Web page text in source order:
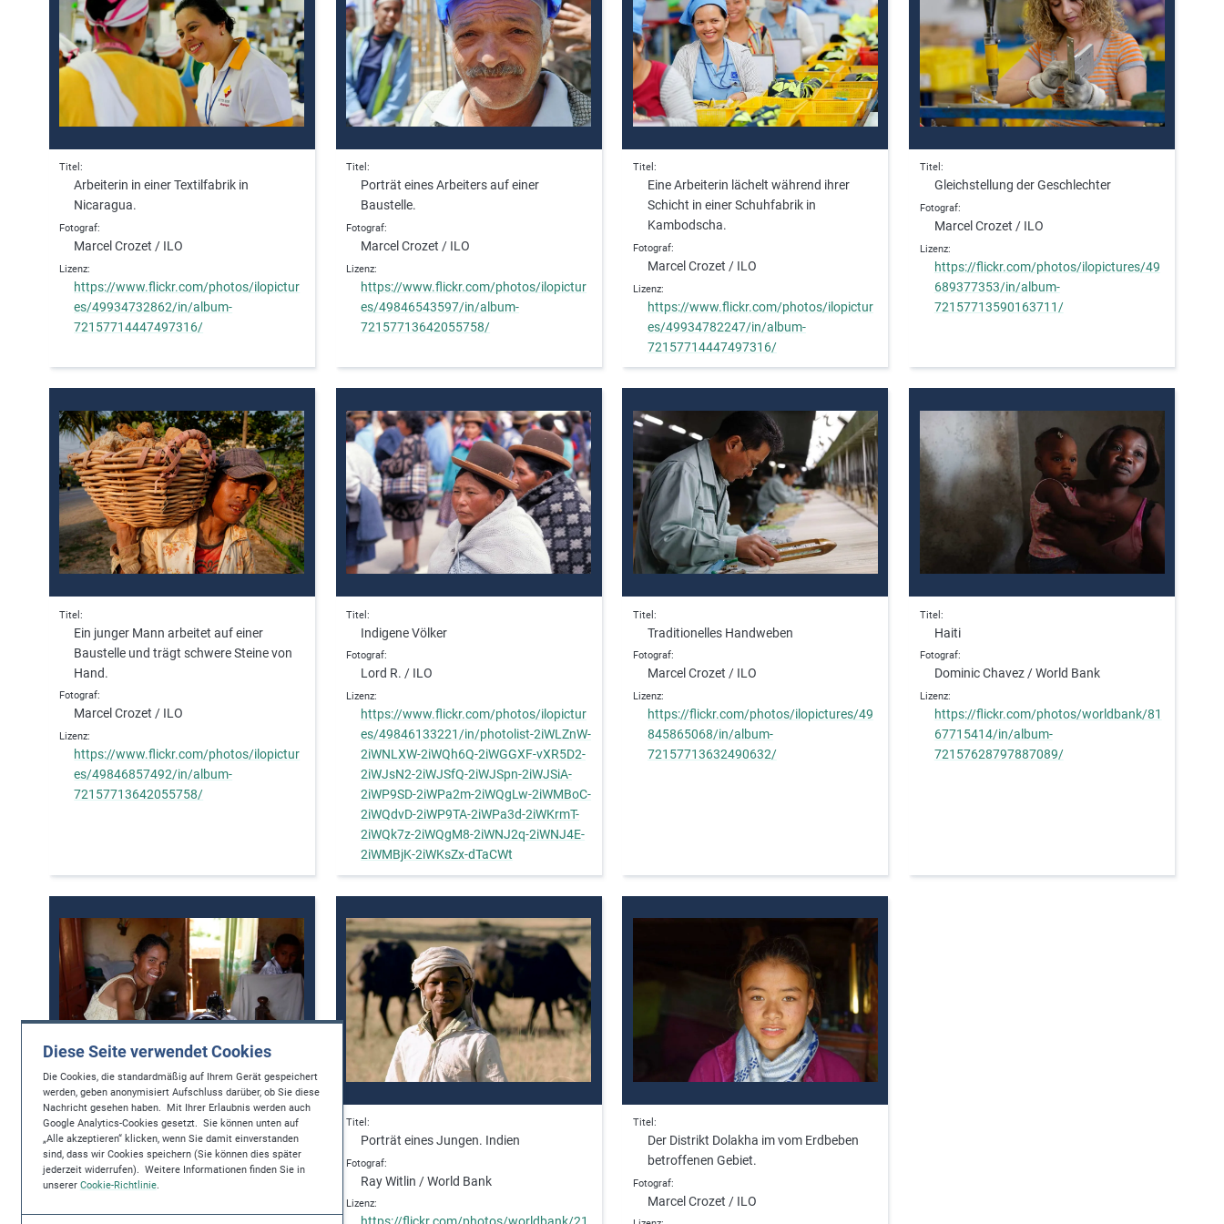
Diese Seite verwendet Cookies
Die Cookies, die standardmäßig auf Ihrem Gerät gespeichert
werden, geben anonymisiert Aufschluss darüber, ob Sie diese
Nachricht gesehen haben. Mit Ihrer Erlaubnis werden auch
Google Analytics-Cookies gesetzt. Sie können unten auf
„Alle akzeptieren“ klicken, wenn Sie damit einverstanden
sind, dass wir Cookies speichern (Sie können dies später
jederzeit widerrufen). Weitere Informationen finden Sie in
unserer Cookie-Richtlinie.
e
s
t
u
e
n
Titel
Arbeiterin in einer Textilfabrik in
Nicaragua.
Fotograf
Marcel Crozet / ILO
Lizenz
https://www.flickr.com/photos/ilopictur
es/49934732862/in/album-
72157714447497316/
Titel
Porträt eines Arbeiters auf einer
Baustelle.
Fotograf
Marcel Crozet / ILO
Lizenz
https://www.flickr.com/photos/ilopictur
es/49846543597/in/album-
72157713642055758/
Titel
Eine Arbeiterin lächelt während ihrer
Schicht in einer Schuhfabrik in
Kambodscha.
Fotograf
Marcel Crozet / ILO
Lizenz
https://www.flickr.com/photos/ilopictur
es/49934782247/in/album-
72157714447497316/
Titel
Gleichstellung der Geschlechter
Fotograf
Marcel Crozet / ILO
Lizenz
https://flickr.com/photos/ilopictures/49
689377353/in/album-
72157713590163711/
Titel
Ein junger Mann arbeitet auf einer
Baustelle und trägt schwere Steine von
Hand.
Fotograf
Marcel Crozet / ILO
Lizenz
https://www.flickr.com/photos/ilopictur
es/49846857492/in/album-
72157713642055758/
Titel
Indigene Völker
Fotograf
Lord R. / ILO
Lizenz
https://www.flickr.com/photos/ilopictur
es/49846133221/in/photolist-2iWLZnW-
2iWNLXW-2iWQh6Q-2iWGGXF-vXR5D2-
2iWJsN2-2iWJSfQ-2iWJSpn-2iWJSiA-
2iWP9SD-2iWPa2m-2iWQgLw-2iWMBoC-
2iWQdvD-2iWP9TA-2iWPa3d-2iWKrmT-
2iWQk7z-2iWQgM8-2iWNJ2q-2iWNJ4E-
2iWMBjK-2iWKsZx-dTaCWt
Titel
Traditionelles Handweben
Fotograf
Marcel Crozet / ILO
Lizenz
https://flickr.com/photos/ilopictures/49
845865068/in/album-
72157713632490632/
Titel
Haiti
Fotograf
Dominic Chavez / World Bank
Lizenz
https://flickr.com/photos/worldbank/81
67715414/in/album-
72157628797887089/
Titel
Gemeinde Soavina, Antananarivo,
Madagascar
Fotograf
Titel
Porträt eines Jungen. Indien
Fotograf
Ray Witlin / World Bank
Lizenz
Titel
Der Distrikt Dolakha im vom Erdbeben
betroffenen Gebiet.
Fotograf
Marcel Crozet / ILO